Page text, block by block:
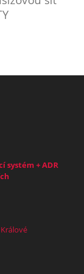
systém + ADR
Králové